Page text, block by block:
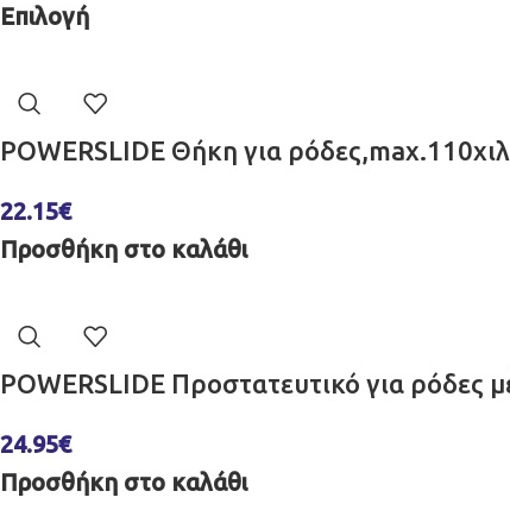
Επιλογή
POWERSLIDE Θήκη για
22.15€
Προσθήκη στο καλάθι
POWERSLIDE Προστατευτικό για ρόδες
24.95€
Προσθήκη στο καλάθι